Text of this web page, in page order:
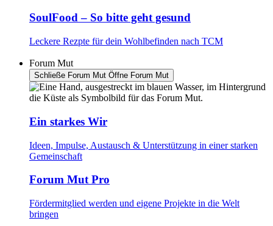
SoulFood – So bitte geht gesund
Leckere Rezpte für dein Wohlbefinden nach TCM
Forum Mut
Schließe Forum Mut Öffne Forum Mut
Ein starkes Wir
Ideen, Impulse, Austausch & Unterstützung in einer starken
Gemeinschaft
Forum Mut Pro
Fördermitglied werden und eigene Projekte in die Welt
bringen